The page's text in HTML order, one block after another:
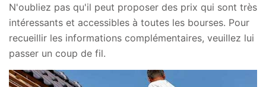
N'oubliez pas qu'il peut proposer des prix qui sont très
intéressants et accessibles à toutes les bourses. Pour
recueillir les informations complémentaires, veuillez lui
passer un coup de fil.